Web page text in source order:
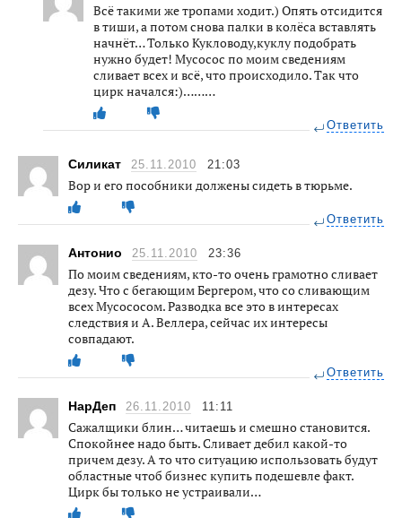
Всё такими же тропами ходит.) Опять отсидится
в тиши, а потом снова палки в колёса вставлять
начнёт… Только Кукловоду,куклу подобрать
нужно будет! Мусосос по моим сведениям
сливает всех и всё, что происходило. Так что
цирк начался:)………
Ответить
Силикат 25.11.2010 21:03
Вор и его пособники должены сидеть в тюрьме.
Ответить
Антонио 25.11.2010 23:36
По моим сведениям, кто-то очень грамотно сливает
дезу. Что с бегающим Бергером, что со сливающим
всех Мусососом. Разводка все это в интересах
следствия и А. Веллера, сейчас их интересы
совпадают.
Ответить
НарДеп 26.11.2010 11:11
Сажалщики блин… читаешь и смешно становится.
Спокойнее надо быть. Сливает дебил какой-то
причем дезу. А то что ситуацию использовать будут
областные чтоб бизнес купить подешевле факт.
Цирк бы только не устраивали…